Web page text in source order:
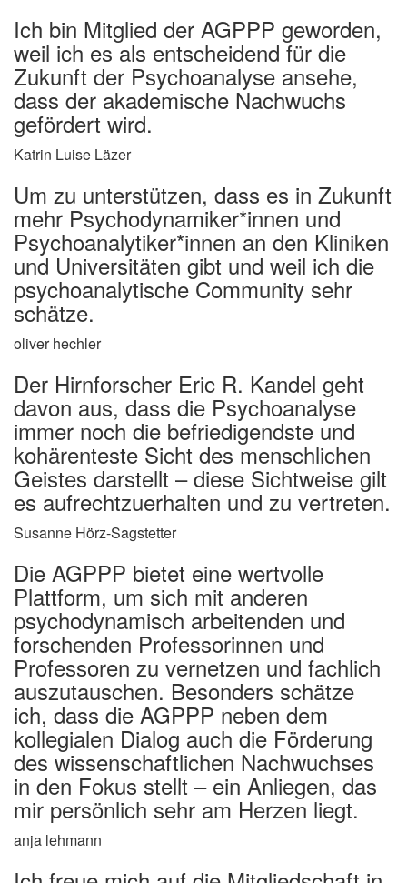
Ich bin Mitglied der AGPPP geworden,
weil ich es als entscheidend für die
Zukunft der Psychoanalyse ansehe,
dass der akademische Nachwuchs
gefördert wird.
Katrin Luise Läzer
Um zu unterstützen, dass es in Zukunft
mehr Psychodynamiker*innen und
Psychoanalytiker*innen an den Kliniken
und Universitäten gibt und weil ich die
psychoanalytische Community sehr
schätze.
oliver hechler
Der Hirnforscher Eric R. Kandel geht
davon aus, dass die Psychoanalyse
immer noch die befriedigendste und
kohärenteste Sicht des menschlichen
Geistes darstellt – diese Sichtweise gilt
es aufrechtzuerhalten und zu vertreten.
Susanne Hörz-Sagstetter
Die AGPPP bietet eine wertvolle
Plattform, um sich mit anderen
psychodynamisch arbeitenden und
forschenden Professorinnen und
Professoren zu vernetzen und fachlich
auszutauschen. Besonders schätze
ich, dass die AGPPP neben dem
kollegialen Dialog auch die Förderung
des wissenschaftlichen Nachwuchses
in den Fokus stellt – ein Anliegen, das
mir persönlich sehr am Herzen liegt.
anja lehmann